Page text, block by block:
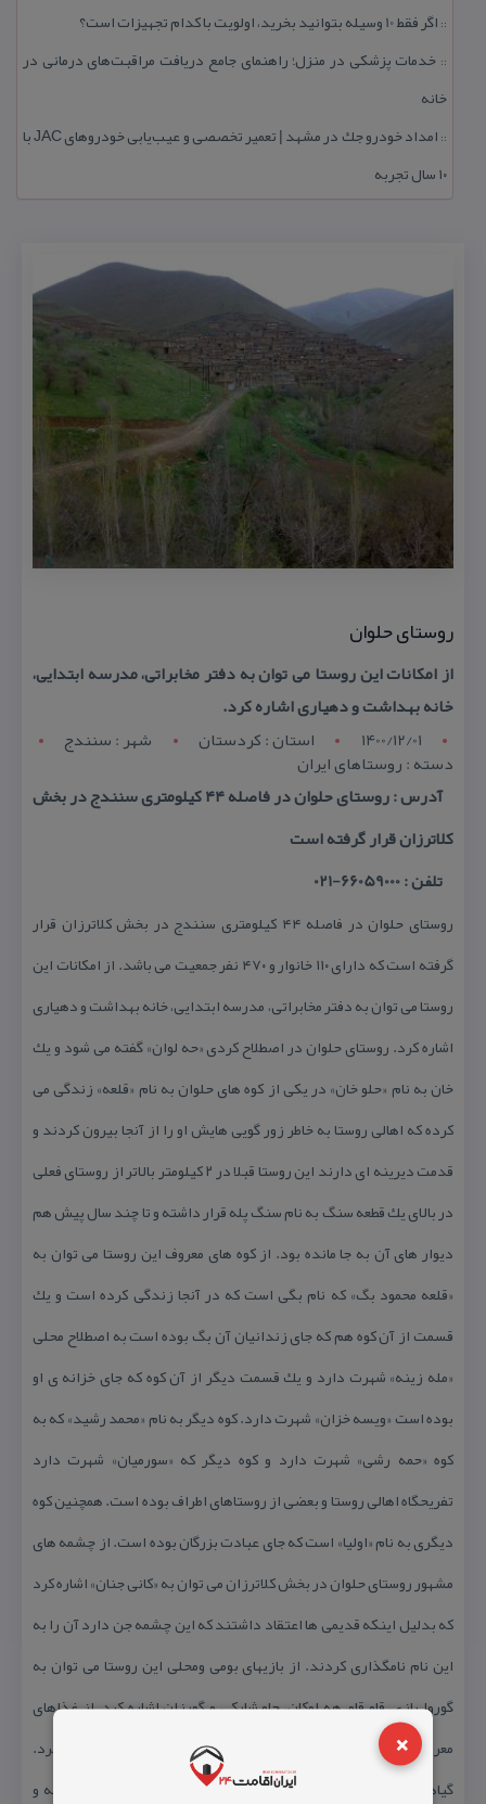
×
:: اگر فقط 10 وسیله بتوانید بخرید، اولویت با كدام تجهیزات است؟
:: خدمات پزشكی در منزل؛ راهنمای جامع دریافت مراقبت‌های درمانی در
خانه
::
امداد خودرو جك در مشهد | تعمیر تخصصی و عیب‌یابی خودروهای JAC با
۱۰ سال تجربه
روستای حلوان
از امكانات این روستا می توان به دفتر مخابراتی، مدرسه ابتدایی،
خانه بهداشت و دهیاری اشاره كرد.
1400/12/01
استان : کردستان شهر : سنندج
دسته : روستاهای ایران
آدرس : روستای حلوان در فاصله ۴۴ كیلومتری سنندج در بخش
كلاترزان قرار گرفته است
تلفن : 66059000-021
روستای حلوان در فاصله ۴۴ كیلومتری سنندج در بخش كلاترزان قرار
گرفته است كه دارای ۱۱۰ خانوار و ۴۷۰ نفر جمعیت می باشد. از امكانات این
روستا می توان به دفتر مخابراتی، مدرسه ابتدایی، خانه بهداشت و دهیاری
اشاره كرد. روستای حلوان در اصطلاح كردی «حه لوان» گفته می شود و یك
خان به نام «حلو خان» در یكی از كوه های حلوان به نام «قلعه» زندگی می
كرده كه اهالی روستا به خاطر زور گویی هایش او را از آنجا بیرون كردند و
قدمت دیرینه ای دارند این روستا قبلا در ۲ كیلومتر بالاتر از روستای فعلی
در بالای یك قطعه سنگ به نام سنگ پله قرار داشته و تا چند سال پیش هم
دیوار های آن به جا مانده بود. از كوه های معروف این روستا می توان به
«قلعه محمود بگ» كه نام بگی است كه در آنجا زندگی كرده است و یك
قسمت از آن كوه هم كه جای زندانیان آن بگ بوده است به اصطلاح محلی
«مله زینه» شهرت دارد و یك قسمت دیگر از آن كوه كه جای خزانه ی او
بوده است «ویسه خزان» شهرت دارد. كوه دیگر به نام «محمد رشید» كه به
كوه «حمه رشی» شهرت دارد و كوه دیگر كه «سورمیان» شهرت دارد
تفریحگاه اهالی روستا و بعضی از روستاهای اطراف بوده است. همچنین كوه
دیگری به نام «اولیا» است كه جای عبادت بزرگان بوده است. از چشمه های
مشهور روستای حلوان در بخش كلاترزان می توان به «كانی جنان» اشاره كرد
كه بدلیل اینكه قدیمی ها اعتقاد داشتند كه این چشمه جن دارد آن را به
این نام نامگذاری كردند. از بازیهای بومی ومحلی این روستا می توان به
گوروا بازی، قاو قاو، هه لوكان، چاو شاركی و گورزان اشاره كرد. از غذاهای
معروف این روستا می توان به دوینه، دلمه، دوخوا و شلمین اشاره كرد.
گیاهان خاص این روستا عبارتند از: گل گاوزبان، بابونه، بنفشه، هرمله و